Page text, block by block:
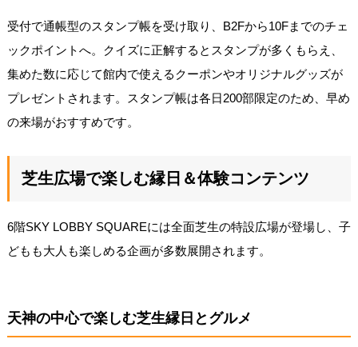
受付で通帳型のスタンプ帳を受け取り、B2Fから10Fまでのチェ
ックポイントへ。クイズに正解するとスタンプが多くもらえ、
集めた数に応じて館内で使えるクーポンやオリジナルグッズが
プレゼントされます。スタンプ帳は各日200部限定のため、早め
の来場がおすすめです。
芝生広場で楽しむ縁日＆体験コンテンツ
6階SKY LOBBY SQUAREには全面芝生の特設広場が登場し、子
どもも大人も楽しめる企画が多数展開されます。
天神の中心で楽しむ芝生縁日とグルメ